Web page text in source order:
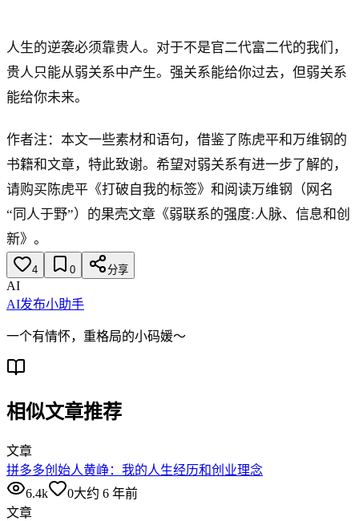
人生的逆袭必须靠贵人。对于不是官二代富二代的我们，
贵人只能从弱关系中产生。强关系能给你过去，但弱关系
能给你未来。
作者注：本文一些素材和语句，借鉴了陈虎平和万维钢的
书籍和文章，特此致谢。希望对弱关系有进一步了解的，
请购买陈虎平《打破自我的标签》和阅读万维钢（网名
“同人于野”）的果壳文章《弱联系的强度:人脉、信息和创
新》。
4 0 分享
AI
AI发布小助手
一个有情怀，重格局的小码媛～
相似文章推荐
文章
拼多多创始人黄峥：我的人生经历和创业理念
6.4k
0大约 6 年前
文章